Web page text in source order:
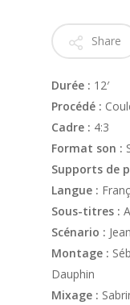
Share
Durée : 12′
Procédé :
Cadre : 4:3
Format son :
Supports de
Langue :
Sous-titres :
Scénario :
Montage :
Dauphin
Mixage :